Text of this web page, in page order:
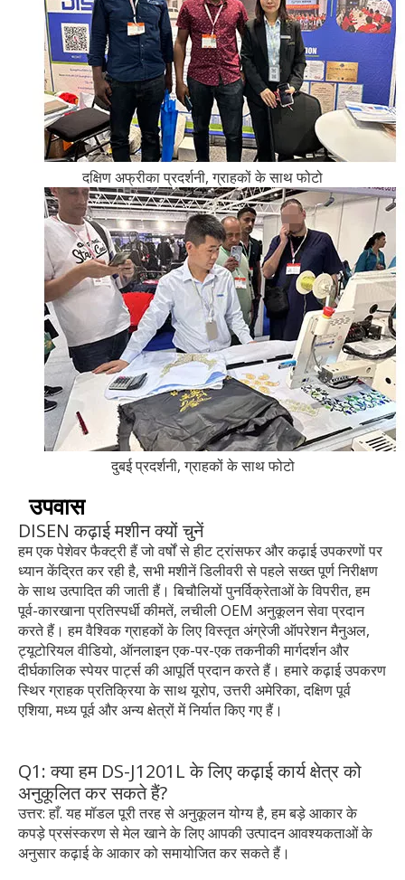
दक्षिण अफ्रीका प्रदर्शनी, ग्राहकों के साथ फोटो
दुबई प्रदर्शनी, ग्राहकों के साथ फोटो
उपवास
DISEN कढ़ाई मशीन क्यों चुनें
हम एक पेशेवर फैक्ट्री हैं जो वर्षों से हीट ट्रांसफर और कढ़ाई उपकरणों पर
ध्यान केंद्रित कर रही है, सभी मशीनें डिलीवरी से पहले सख्त पूर्ण निरीक्षण
के साथ उत्पादित की जाती हैं। बिचौलियों पुनर्विक्रेताओं के विपरीत, हम
पूर्व-कारखाना प्रतिस्पर्धी कीमतें, लचीली OEM अनुकूलन सेवा प्रदान
करते हैं। हम वैश्विक ग्राहकों के लिए विस्तृत अंग्रेजी ऑपरेशन मैनुअल,
ट्यूटोरियल वीडियो, ऑनलाइन एक-पर-एक तकनीकी मार्गदर्शन और
दीर्घकालिक स्पेयर पार्ट्स की आपूर्ति प्रदान करते हैं। हमारे कढ़ाई उपकरण
स्थिर ग्राहक प्रतिक्रिया के साथ यूरोप, उत्तरी अमेरिका, दक्षिण पूर्व
एशिया, मध्य पूर्व और अन्य क्षेत्रों में निर्यात किए गए हैं।
Q1: क्या हम DS-J1201L के लिए कढ़ाई कार्य क्षेत्र को
अनुकूलित कर सकते हैं?
उत्तर: हाँ. यह मॉडल पूरी तरह से अनुकूलन योग्य है, हम बड़े आकार के
कपड़े प्रसंस्करण से मेल खाने के लिए आपकी उत्पादन आवश्यकताओं के
अनुसार कढ़ाई के आकार को समायोजित कर सकते हैं।